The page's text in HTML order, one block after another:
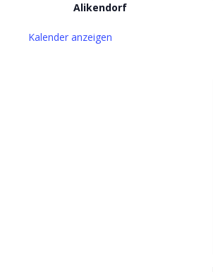
Alikendorf
Kalender anzeigen